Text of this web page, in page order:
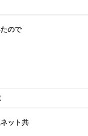
ので
ット共